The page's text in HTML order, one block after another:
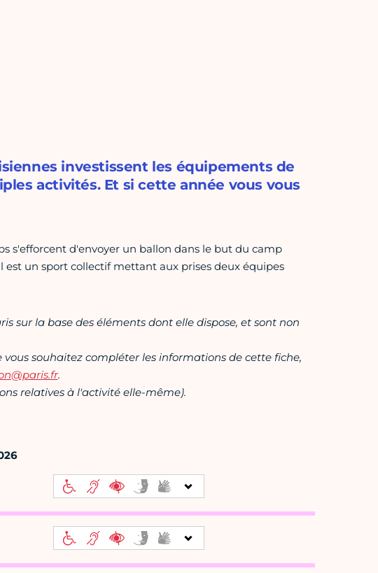
investissent les équipements de
activités. Et si cette année vous vous
s'efforcent d'envoyer un ballon dans le but du camp
est un sport collectif mettant aux prises deux équipes
sur la base des éléments dont elle dispose, et sont non
souhaitez compléter les informations de cette fiche,
.
relatives à l'activité elle-même).